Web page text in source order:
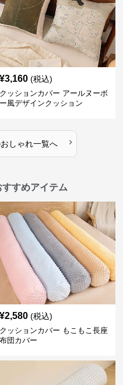
¥3,160 (税込)
クッションカバー アールヌーボ
ー風デザインクッション
おしゃれ一覧へ ›
すめアイテム
¥2,580 (税込)
クッションカバー もこもこ長座
布団カバー